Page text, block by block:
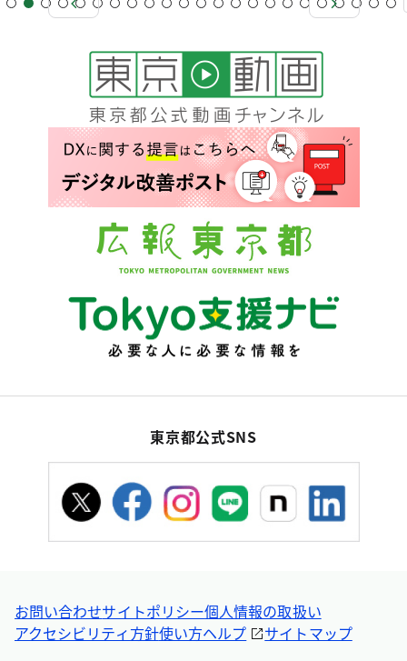
東京都公式SNS
お問い合わせサイトポリシー個人情報の取扱い
アクセシビリティ方針使い方ヘルプ サイトマップ